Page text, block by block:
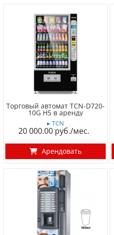
Торговый автомат TCN-D720-
10G H5 в аренду
▸ TCN
20 000.00
Арендовать